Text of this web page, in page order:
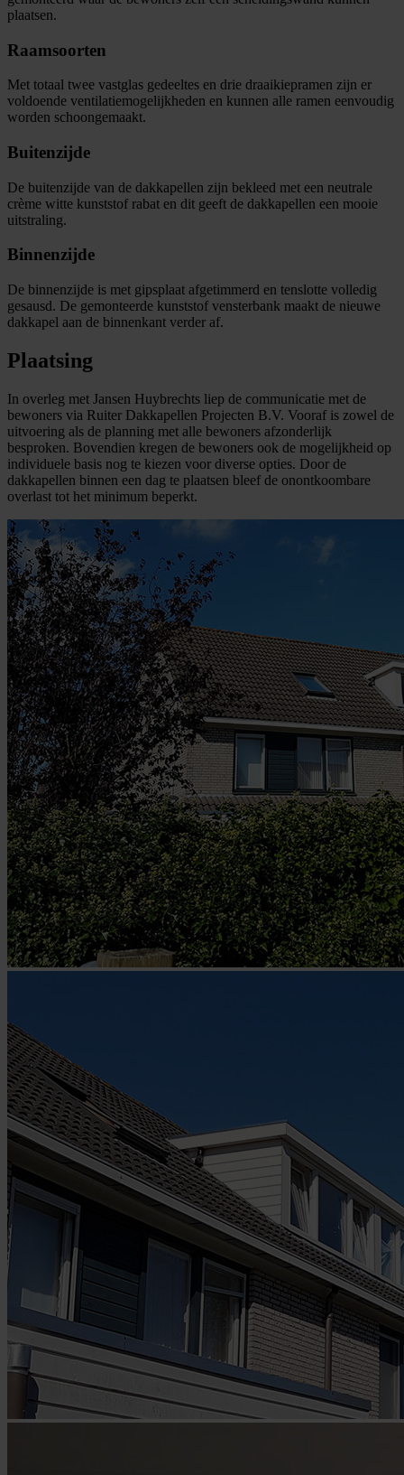
plaatsen.
Raamsoorten
Met totaal twee vastglas gedeeltes en drie draaikiepramen zijn er
voldoende ventilatiemogelijkheden en kunnen alle ramen eenvoudig
worden schoongemaakt.
Buitenzijde
De buitenzijde van de dakkapellen zijn bekleed met een neutrale
crème witte kunststof rabat en dit geeft de dakkapellen een mooie
uitstraling.
Binnenzijde
De binnenzijde is met gipsplaat afgetimmerd en tenslotte volledig
gesausd. De gemonteerde kunststof vensterbank maakt de nieuwe
dakkapel aan de binnenkant verder af.
Plaatsing
In overleg met Jansen Huybrechts liep de communicatie met de
bewoners via Ruiter Dakkapellen Projecten B.V. Vooraf is zowel de
uitvoering als de planning met alle bewoners afzonderlijk
besproken. Bovendien kregen de bewoners ook de mogelijkheid op
individuele basis nog te kiezen voor diverse opties. Door de
dakkapellen binnen een dag te plaatsen bleef de onontkoombare
overlast tot het minimum beperkt.